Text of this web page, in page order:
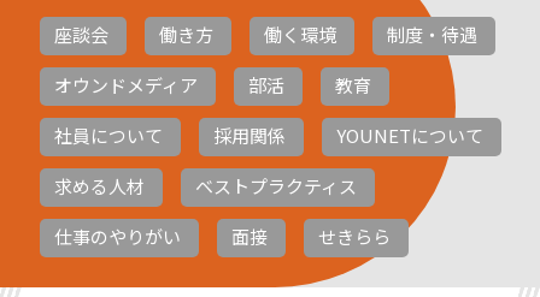
座談会 働き方 働く環境
制度・待遇
オウンドメディア
部活
教育
社員について
採用関係
YOUNETについて
求める人材
ベストプラクティス
仕事のやりがい
面接 せきらら